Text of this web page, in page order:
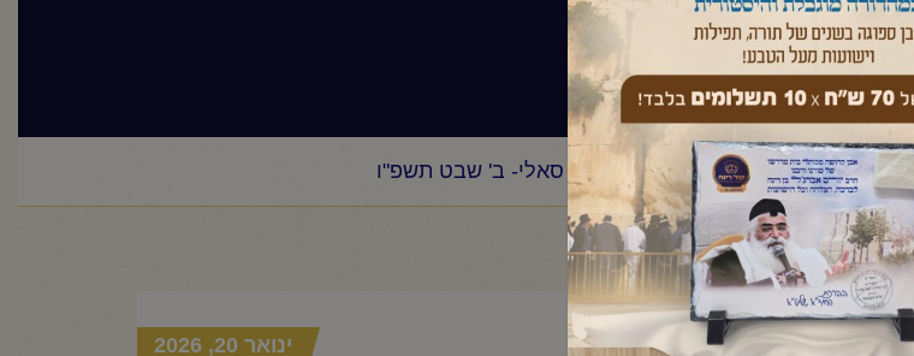
הרב
אברג'ל-המסר היומי-השבת של הבבא סאלי- ב' שבט תשפ"ו
ינואר 20, 2026